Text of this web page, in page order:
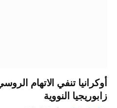
أوكرانيا تنفي الاتهام
زابوريجيا النووية